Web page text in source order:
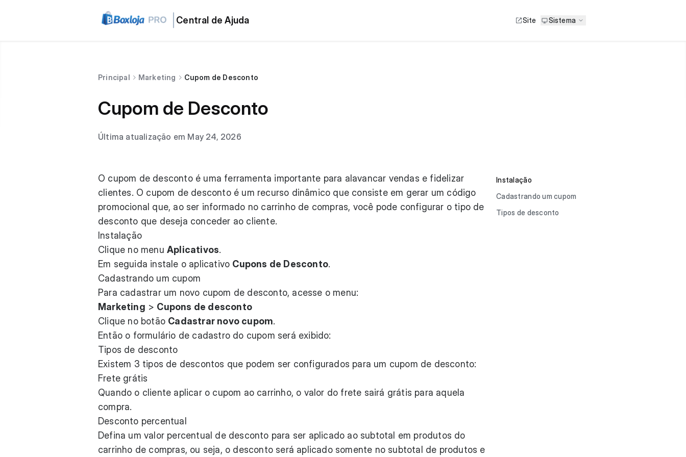
Central de Ajuda Site Sistema
Principal Marketing Cupom de Desconto
Cupom de Desconto
Última atualização em May 24, 2026
O cupom de desconto é uma ferramenta importante para alavancar vendas e fidelizar
clientes. O cupom de desconto é um recurso dinâmico que consiste em gerar um código
promocional que, ao ser informado no carrinho de compras, você pode configurar o tipo de
desconto que deseja conceder ao cliente.
Instalação
Clique no menu Aplicativos.
Em seguida instale o aplicativo Cupons de Desconto.
Cadastrando um cupom
Para cadastrar um novo cupom de desconto, acesse o menu:
Marketing > Cupons de desconto
Clique no botão Cadastrar novo cupom.
Então o formulário de cadastro do cupom será exibido:
Tipos de desconto
Existem 3 tipos de descontos que podem ser configurados para um cupom de desconto:
Frete grátis
Quando o cliente aplicar o cupom ao carrinho, o valor do frete sairá grátis para aquela
compra.
Desconto percentual
Defina um valor percentual de desconto para ser aplicado ao subtotal em produtos do
carrinho de compras, ou seja, o desconto será aplicado somente no subtotal de produtos e
Instalação
Cadastrando um cupom
Tipos de desconto